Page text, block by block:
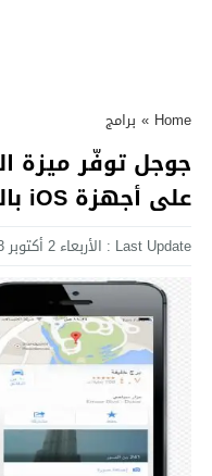
Home
» برامج
على أجهزة iOS باللغة العربية
Last Update : الأربعاء 2 أكتوبر 2013 - 3:36 مساءً